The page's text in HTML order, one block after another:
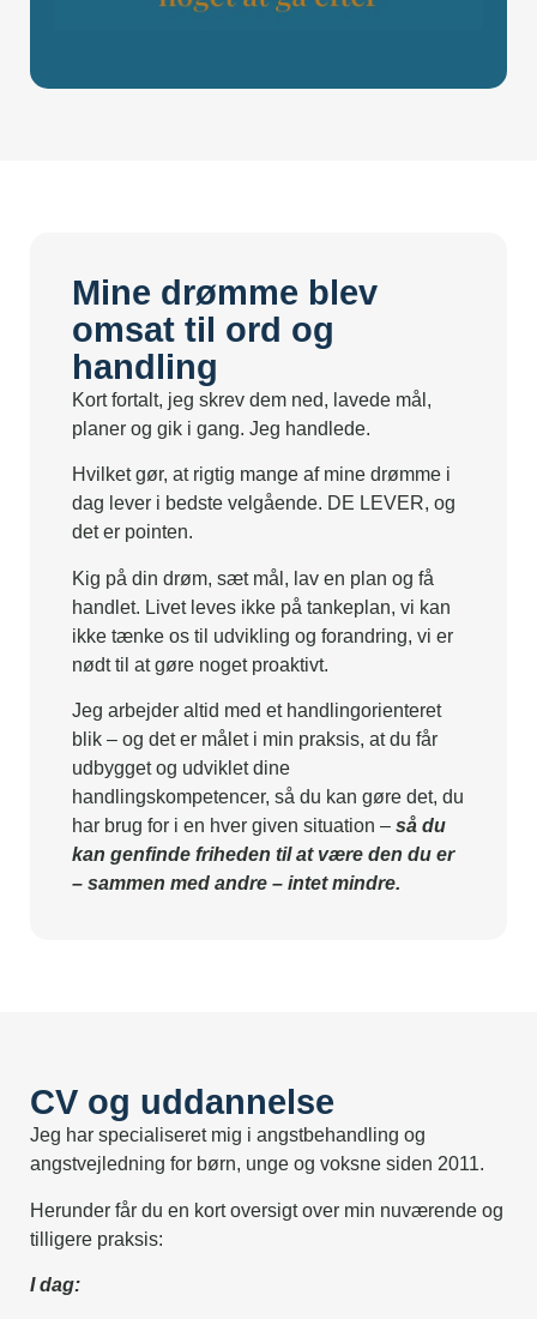
Mine drømme blev
omsat til ord og
handling
Kort fortalt, jeg skrev dem ned, lavede mål,
planer og gik i gang. Jeg handlede.
Hvilket gør, at rigtig mange af mine drømme i
dag lever i bedste velgående. DE LEVER, og
det er pointen.
Kig på din drøm, sæt mål, lav en plan og få
handlet. Livet leves ikke på tankeplan, vi kan
ikke tænke os til udvikling og forandring, vi er
nødt til at gøre noget proaktivt.
Jeg arbejder altid med et handlingorienteret
blik – og det er målet i min praksis, at du får
udbygget og udviklet dine
handlingskompetencer, så du kan gøre det, du
har brug for i en hver given situation – så du
kan genfinde friheden til at være den du er
– sammen med andre – intet mindre.
CV og uddannelse
Jeg har specialiseret mig i angstbehandling og
angstvejledning for børn, unge og voksne siden 2011.
Herunder får du en kort oversigt over min nuværende og
tilligere praksis:
I dag: